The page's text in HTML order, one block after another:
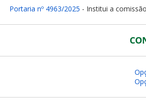
Portaria nº 4963/2025 - Institui a